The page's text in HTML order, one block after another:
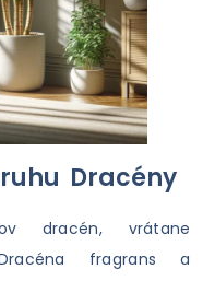
Dracény
dracén, vrátane
fragrans a